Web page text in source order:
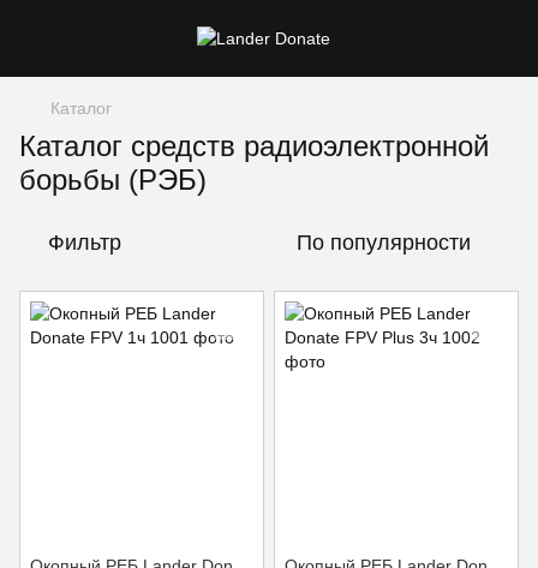
Каталог
Каталог средств радиоэлектронной
борьбы (РЭБ)
Фильтр По популярности